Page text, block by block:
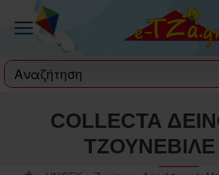
label
COLLECTA